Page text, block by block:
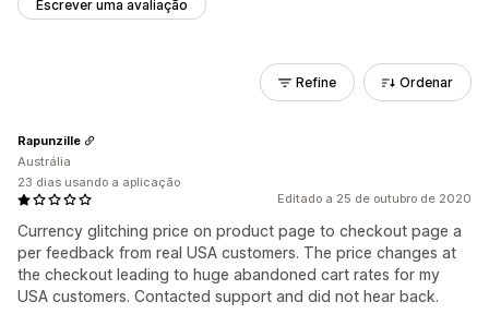
Escrever uma avaliação
Refine Ordenar
Editado a 25 de outubro de 2020
Currency glitching price on product page to checkout page a
per feedback from real USA customers. The price changes at
the checkout leading to huge abandoned cart rates for my
USA customers. Contacted support and did not hear back.
Rapunzille
Austrália
23 dias usando a aplicação